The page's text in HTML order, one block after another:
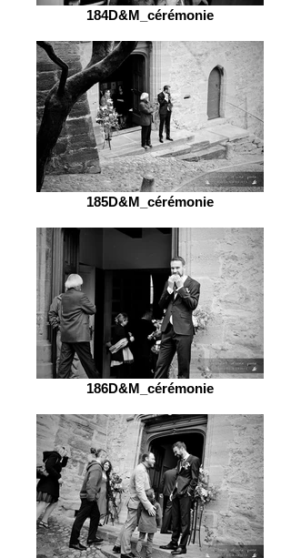
184D&M_cérémonie
185D&M_cérémonie
186D&M_cérémonie